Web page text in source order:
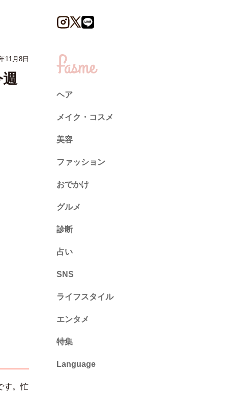
11月8日
す。忙
ヘア
メイク・コスメ
美容
ファッション
トレンド
ネイル
おでかけ
グルメ
診断
診断
占い
心理テスト
SNS
ライフスタイル
推し活
カルチャー・暮らし
エンタメ
特集
Language